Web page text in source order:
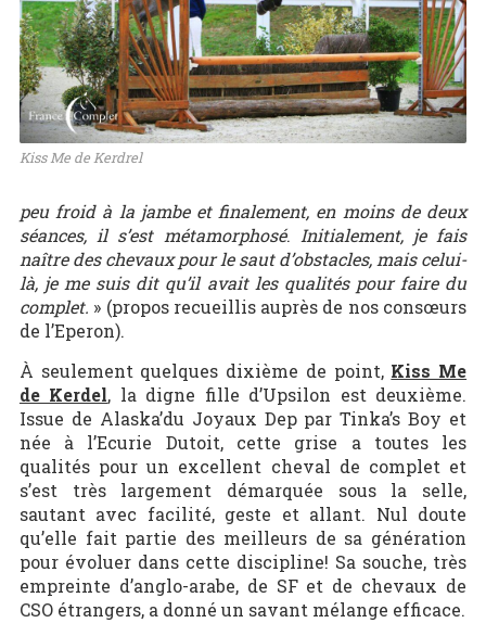
Kiss Me de Kerdrel
peu froid à la jambe et finalement, en moins de deux
séances, il s’est métamorphosé. Initialement, je fais
naître des chevaux pour le saut d’obstacles, mais celui-
là, je me suis dit qu’il avait les qualités pour faire du
complet. » (propos recueillis auprès de nos consœurs
de l’Eperon).
À seulement quelques dixième de point, Kiss Me
de Kerdel, la digne fille d’Upsilon est deuxième.
Issue de Alaska’du Joyaux Dep par Tinka’s Boy et
née à l’Ecurie Dutoit, cette grise a toutes les
qualités pour un excellent cheval de complet et
s’est très largement démarquée sous la selle,
sautant avec facilité, geste et allant. Nul doute
qu’elle fait partie des meilleurs de sa génération
pour évoluer dans cette discipline! Sa souche, très
empreinte d’anglo-arabe, de SF et de chevaux de
CSO étrangers, a donné un savant mélange efficace.